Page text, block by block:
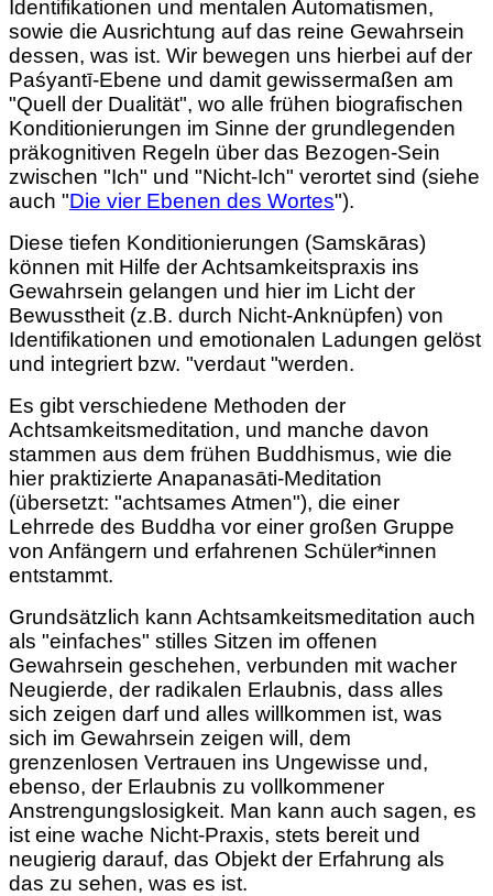
Identifikationen und mentalen Automatismen,
sowie die Ausrichtung auf das reine Gewahrsein
dessen, was ist. Wir bewegen uns hierbei auf der
Paśyantī-Ebene und damit gewissermaßen am
"Quell der Dualität", wo alle frühen biografischen
Konditionierungen im Sinne der grundlegenden
präkognitiven Regeln über das Bezogen-Sein
zwischen "Ich" und "Nicht-Ich" verortet sind (siehe
auch "Die vier Ebenen des Wortes").
Diese tiefen Konditionierungen (Samskāras)
können mit Hilfe der Achtsamkeitspraxis ins
Gewahrsein gelangen und hier im Licht der
Bewusstheit (z.B. durch Nicht-Anknüpfen) von
Identifikationen und emotionalen Ladungen gelöst
und integriert bzw. "verdaut "werden.
Es gibt verschiedene Methoden der
Achtsamkeitsmeditation, und manche davon
stammen aus dem frühen Buddhismus, wie die
hier praktizierte Anapanasāti-Meditation
(übersetzt: "achtsames Atmen"), die einer
Lehrrede des Buddha vor einer großen Gruppe
von Anfängern und erfahrenen Schüler*innen
entstammt.
Grundsätzlich kann Achtsamkeitsmeditation auch
als "einfaches" stilles Sitzen im offenen
Gewahrsein geschehen, verbunden mit wacher
Neugierde, der radikalen Erlaubnis, dass alles
sich zeigen darf und alles willkommen ist, was
sich im Gewahrsein zeigen will, dem
grenzenlosen Vertrauen ins Ungewisse und,
ebenso, der Erlaubnis zu vollkommener
Anstrengungslosigkeit. Man kann auch sagen, es
ist eine wache Nicht-Praxis, stets bereit und
neugierig darauf, das Objekt der Erfahrung als
das zu sehen, was es ist.